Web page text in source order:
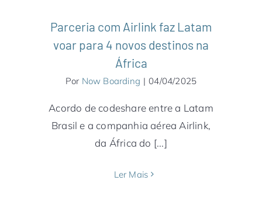
Parceria com Airlink faz Latam
voar para 4 novos destinos na
África
Por Now Boarding | 04/04/2025
Acordo de codeshare entre a Latam
Brasil e a companhia aérea Airlink,
da África do [...]
Ler Mais